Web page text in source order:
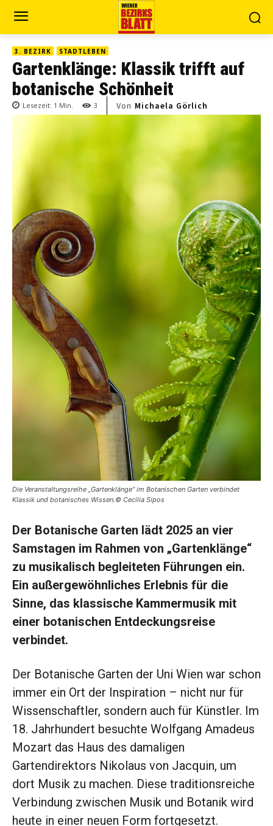
3. BEZIRK STADTLEBEN
Gartenklänge: Klassik trifft auf
botanische Schönheit
Lesezeit: 1 Min. 3 Von Michaela Görlich
Die Veranstaltungsreihe „Gartenklänge“ im Botanischen Garten verbindet
Klassik und botanisches Wissen.© Cecilia Sipos
Der Botanische Garten lädt 2025 an vier
Samstagen im Rahmen von „Gartenklänge“
zu musikalisch begleiteten Führungen ein.
Ein außergewöhnliches Erlebnis für die
Sinne, das klassische Kammermusik mit
einer botanischen Entdeckungsreise
verbindet.
Der Botanische Garten der Uni Wien war schon
immer ein Ort der Inspiration – nicht nur für
Wissenschaftler, sondern auch für Künstler. Im
18. Jahrhundert besuchte Wolfgang Amadeus
Mozart das Haus des damaligen
Gartendirektors Nikolaus von Jacquin, um
dort Musik zu machen. Diese traditionsreiche
Verbindung zwischen Musik und Botanik wird
heute in einer neuen Form fortgesetzt.